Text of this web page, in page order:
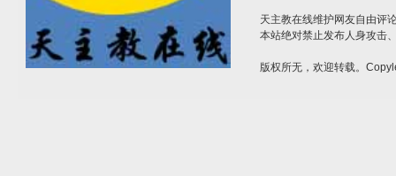
天主教在线维护网友自由评
本站绝对禁止发布人身攻击
版权所无，欢迎转载。